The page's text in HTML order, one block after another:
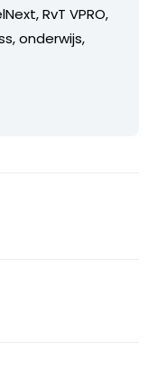
RvT VPRO,
onderwijs,